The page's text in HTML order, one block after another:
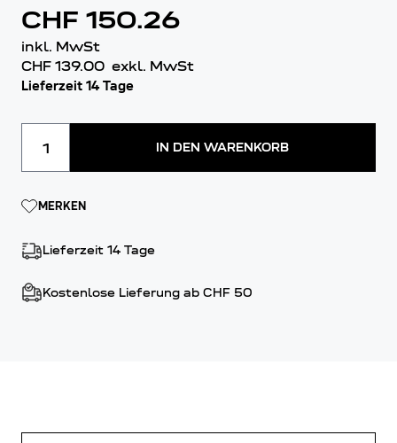
CHF 150.26
inkl. MwSt
CHF 139.00 exkl. MwSt
Lieferzeit 14 Tage
IN DEN WARENKORB
MERKEN
Lieferzeit 14 Tage
Kostenlose Lieferung ab CHF 50